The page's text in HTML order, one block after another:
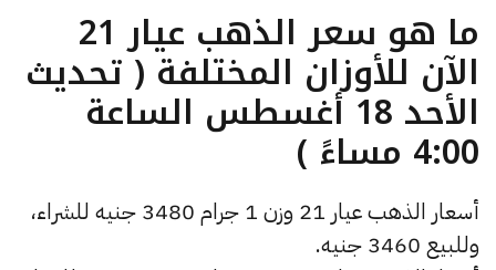
ما هو سعر الذهب عيار 21
الآن للأوزان المختلفة ( تحديث
الأحد 18 أغسطس الساعة
4:00 مساءً )
أسعار الذهب عيار 21 وزن 1 جرام 3480 جنيه للشراء،
وللبيع 3460 جنيه.